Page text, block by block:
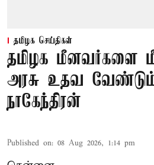
தமிழக செய்திகள்
தமிழக மீனவர்களை
அரசு உதவ
நாகேந்திரன்
Published on: 08 Aug 2026, 1:14 pm